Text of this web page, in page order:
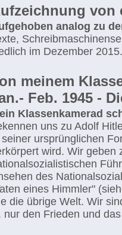
von
analog zu
im Dezember 2015.
meinem
Feb. 1945 -
Klassenkamerad
uns zu Adolf
seiner ursprünglichen
wird. Wir geben
des
eines Himmler"
die übrige Welt. Wir
nur den Frieden und